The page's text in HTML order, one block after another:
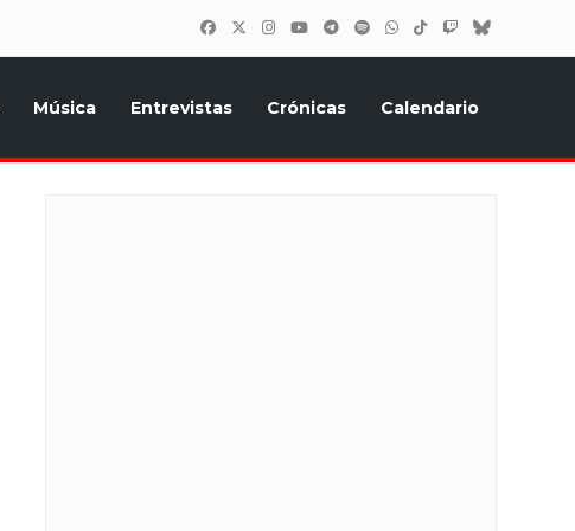
Música Entrevistas Crónicas Calendario